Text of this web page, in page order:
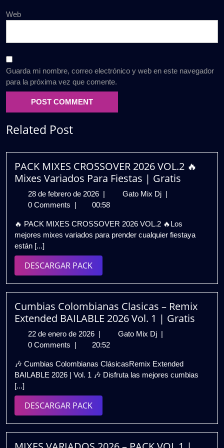
Web
Guarda mi nombre, correo electrónico y web en este navegador
para la próxima vez que comente.
Related Post
PACK MIXES CROSSOVER 2026 VOL.2 🔥
Mixes Variados Para Fiestas | Gratis
28 de febrero de 2026 28
de
de
2026
Gato Mix Dj PACK
2026
VOL.2
Para
Fiestas
Gratis
0 Comments
00:58
🔥 PACK MIXES CROSSOVER 2026 VOL.2 🔥Los
mejores mixes variados para prender cualquier fiestaya
están [...]
DESCARGAR PACKDESCARGAR
PACK
Cumbias Colombianas Clasicas – Remix
Extended BAILABLE 2026 Vol. 1 | Gratis
22 de enero de 2026 22
de
de
2026
Gato Mix Dj Cumbias
–
Remix
Vol.
1
|
0 Comments
20:52
🎶 Cumbias Colombianas ClásicasRemix Extended
BAILABLE 2026 | Vol. 1 🎶 Disfruta las mejores cumbias
[...]
DESCARGAR PACKDESCARGAR
PACK